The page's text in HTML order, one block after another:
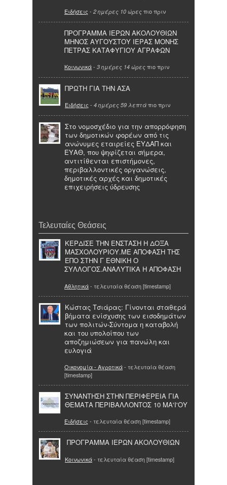
Ειδήσεις - 2 ημέρες 10 ώρες πιο πριν
ΠΡΟΓΡΑΜΜΑ ΙΕΡΩΝ ΑΚΟΛΟΥΘΙΩΝ
ΜΗΝΟΣ ΑΥΓΟΥΣΤΟΥ ΙΕΡΑΣ ΜΟΝΗΣ
ΠΕΤΡΑΣ ΚΑΤΑΦΥΓΙΟΥ ΑΓΡΑΦΩΝ
Κοινωνικά- 3 ημέρες 14 ώρες πιο πριν
ΠΡΩΤΗ ΓΙΑ ΤΗΝ ΑΣΑ
Ειδήσεις - 4 ημέρες 59 λεπτά πιο πριν
Στο νομοσχέδιο για την απορρόφηση
των δημοτικών φορέων από τις
ανώνυμες εταιρείες ΕΥΔΑΠ και
ΕΥΑΘ, που ψηφίζεται σήμερα,
αντιτίθενται επιστήμονες,
περιβαλλοντικές οργανώσεις,
δημοτικές αρχές και δημοτικές
επιχειρήσεις ύδρευσης
Τελευταίες Θεάσεις
ΚΕΡΔΙΣΕ ΤΗΝ ΕΝΣΤΑΣΗ Η ΔΟΞΑ
ΜΑΣΧΟΛΟΥΡΙΟΥ.ΜΕ ΑΠΟΦΑΣΗ ΤΗΣ
ΕΠΟ ΣΤΗΝ Γ ΕΘΝΙΚΗ Ο
ΣΥΛΛΟΓΟΣ.ΑΝΑΛΥΤΙΚΑ Η ΑΠΟΦΑΣΗ
Αθλητικά- τελευταία θέαση [timestamp]
Κώστας Τσιάρας: Γίνονται σταθερά
βήματα ενίσχυσης των εισοδημάτων
των πολιτών-Σύντομα η καταβολή
και του υπολοίπου των
αποζημιώσεων για πανώλη και
ευλογιά
Οικονομία - Αγροτικά- τελευταία θέαση
[timestamp]
ΣΥΝΑΝΤΗΣΗ ΣΤΗΝ ΠΕΡΙΦΕΡΕΙΑ ΓΙΑ
ΘΕΜΑΤΑ ΠΕΡΙΒΑΛΛΟΝΤΟΣ 10 ΜΑ'Ι'ΟΥ
Ειδήσεις - τελευταία θέαση [timestamp]
ΠΡΟΓΡΑΜΜΑ ΙΕΡΩΝ ΑΚΟΛΟΥΘΙΩΝ
Κοινωνικά- τελευταία θέαση [timestamp]